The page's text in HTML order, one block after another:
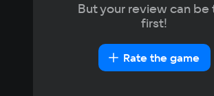
But your review can be
first!
Rate the game